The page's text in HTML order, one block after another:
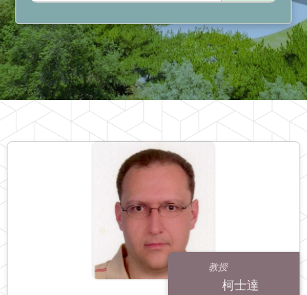
教授
柯士達